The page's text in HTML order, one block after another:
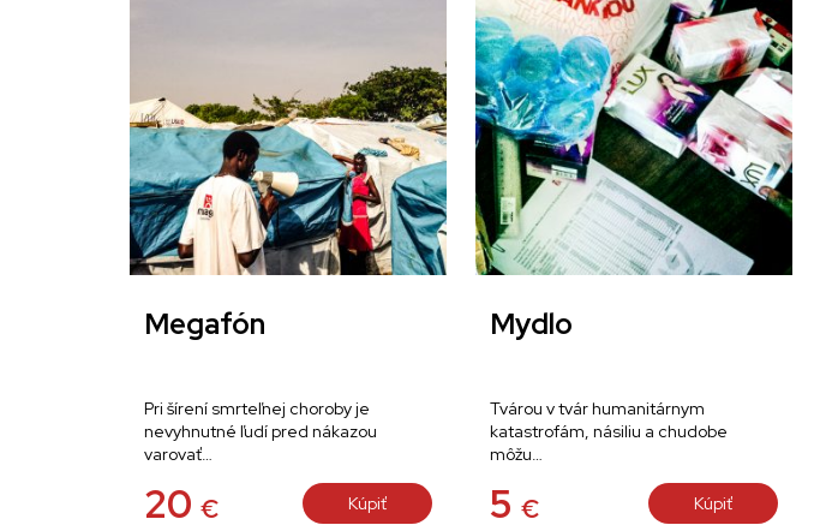
Megafón
20 €
Pri šírení smrteľnej choroby je
nevyhnutné ľudí pred nákazou
varovať…
Kúpiť
Mydlo
5 €
Tvárou v tvár humanitárnym
katastrofám, násiliu a chudobe
môžu…
Kúpiť